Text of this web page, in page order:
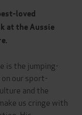
loved
at the Aussie
is the jumping-
our sport-
and the
us cringe with